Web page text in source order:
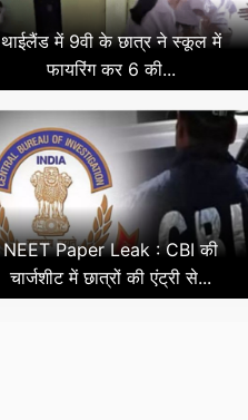
थाईलैंड में 9वी के छात्र ने स्कूल में
फायरिंग कर 6 की...
NEET Paper Leak : CBI की
चार्जशीट में छात्रों की एंट्री से...